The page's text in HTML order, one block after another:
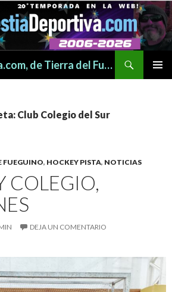
LaBestiaDeportiva.com, de Tierra del Fuego para todo el mundo
Club Colegio del Sur
FUEGUINO, HOCKEY PISTA, NOTICIAS
COLEGIO,
DEJA UN COMENTARIO